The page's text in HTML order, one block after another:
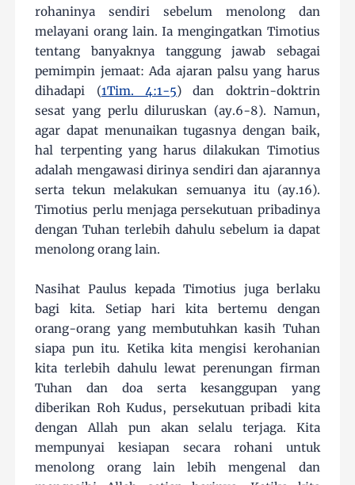
rohaninya sendiri sebelum menolong dan
melayani orang lain. Ia mengingatkan Timotius
tentang banyaknya tanggung jawab sebagai
pemimpin jemaat: Ada ajaran palsu yang harus
dihadapi (1Tim. 4:1-5) dan doktrin-doktrin
sesat yang perlu diluruskan (ay.6-8). Namun,
agar dapat menunaikan tugasnya dengan baik,
hal terpenting yang harus dilakukan Timotius
adalah mengawasi dirinya sendiri dan ajarannya
serta tekun melakukan semuanya itu (ay.16).
Timotius perlu menjaga persekutuan pribadinya
dengan Tuhan terlebih dahulu sebelum ia dapat
menolong orang lain.
Nasihat Paulus kepada Timotius juga berlaku
bagi kita. Setiap hari kita bertemu dengan
orang-orang yang membutuhkan kasih Tuhan
siapa pun itu. Ketika kita mengisi kerohanian
kita terlebih dahulu lewat perenungan firman
Tuhan dan doa serta kesanggupan yang
diberikan Roh Kudus, persekutuan pribadi kita
dengan Allah pun akan selalu terjaga. Kita
mempunyai kesiapan secara rohani untuk
menolong orang lain lebih mengenal dan